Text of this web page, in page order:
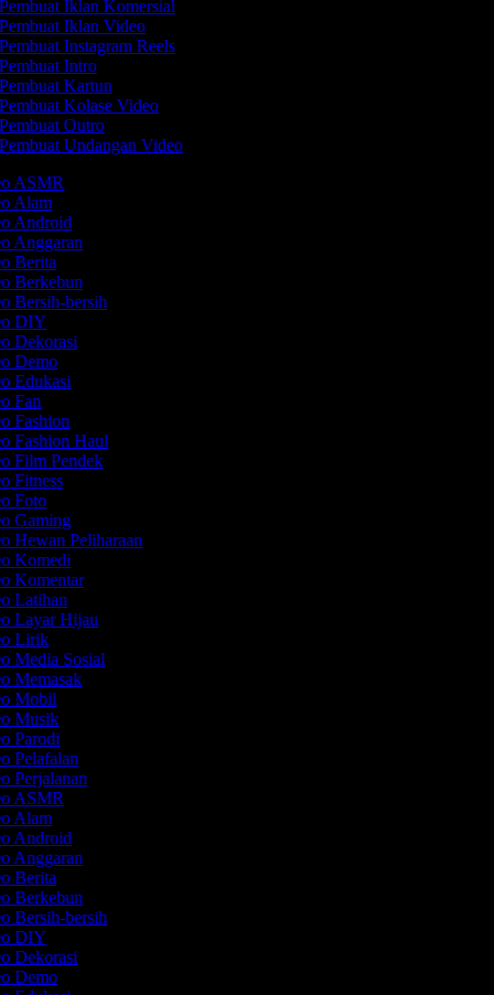
Iklan Komersial
Iklan Video
Instagram Reels
Intro
Kartun
Kolase Video
Outro
Undangan Video
ASMR
Alam
Android
Anggaran
Berita
Berkebun
Bersih-bersih
DIY
Dekorasi
Demo
Edukasi
Fan
Fashion
Fashion Haul
Film Pendek
Fitness
Foto
Gaming
Hewan Peliharaan
Komedi
Komentar
Latihan
Layar Hijau
Lirik
Media Sosial
Memasak
Mobil
Musik
Parodi
Pelafalan
Perjalanan
ASMR
Alam
Android
Anggaran
Berita
Berkebun
Bersih-bersih
DIY
Dekorasi
Demo